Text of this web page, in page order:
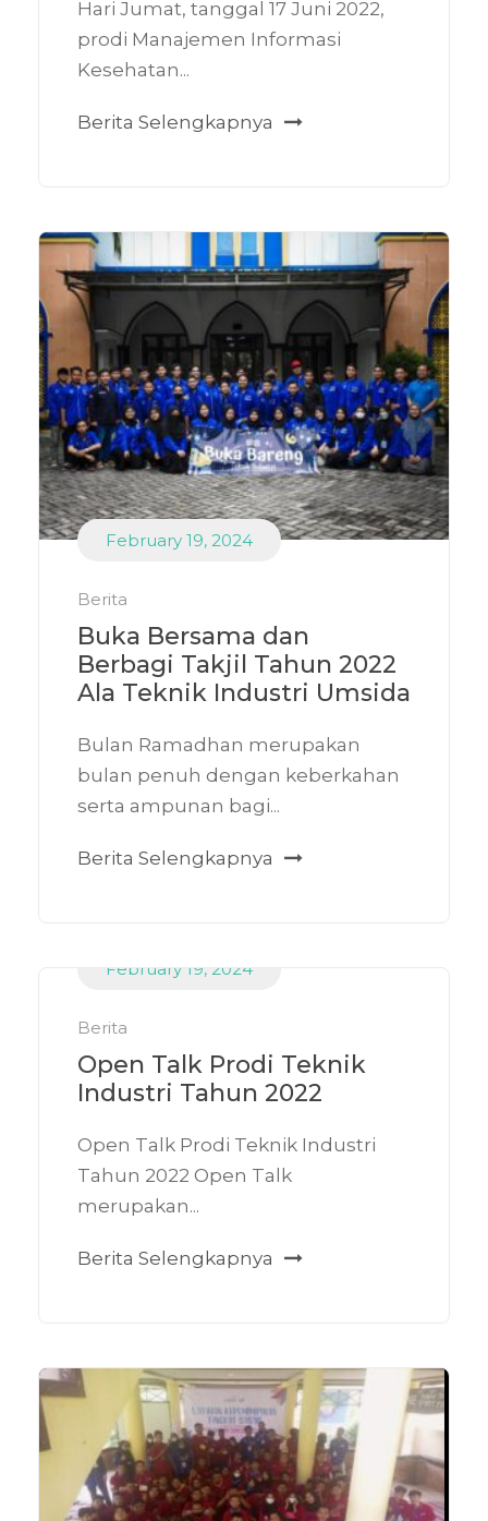
Hari Jumat, tanggal 17 Juni 2022,
prodi Manajemen Informasi
Kesehatan...
Berita Selengkapnya
February 19, 2024
Berita
Buka Bersama dan
Berbagi Takjil Tahun 2022
Ala Teknik Industri Umsida
Bulan Ramadhan merupakan
bulan penuh dengan keberkahan
serta ampunan bagi...
Berita Selengkapnya
February 19, 2024
Berita
Open Talk Prodi Teknik
Industri Tahun 2022
Open Talk Prodi Teknik Industri
Tahun 2022 Open Talk
merupakan...
Berita Selengkapnya